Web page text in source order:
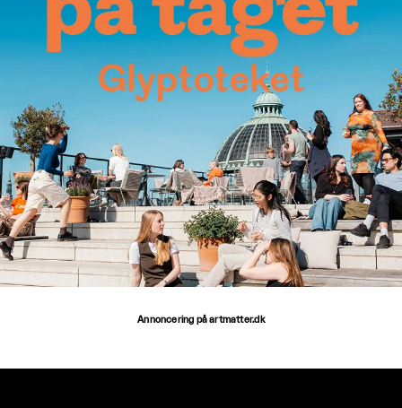
Annoncering på artmatter.dk